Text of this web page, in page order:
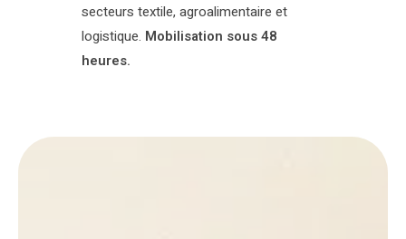
secteurs textile, agroalimentaire et
logistique. Mobilisation sous 48
heures.